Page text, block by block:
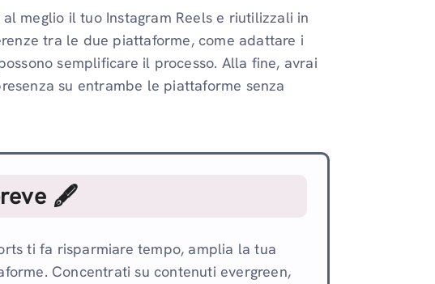
meglio il tuo Instagram Reels e riutilizzali in
tra le due piattaforme, come adattare i
semplificare il processo. Alla fine, avrai
su entrambe le piattaforme senza
🖋
ti fa risparmiare tempo, amplia la tua
Concentrati su contenuti evergreen,